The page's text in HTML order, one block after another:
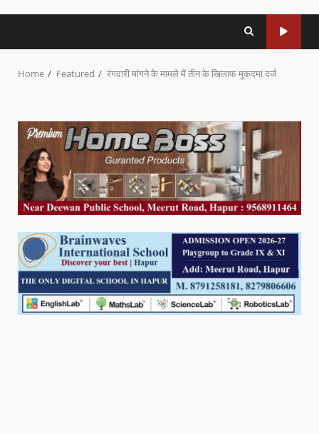
Home Featured रंगदारी मांगने के मामले में तीन के खिलाफ मुकदमा दर्ज